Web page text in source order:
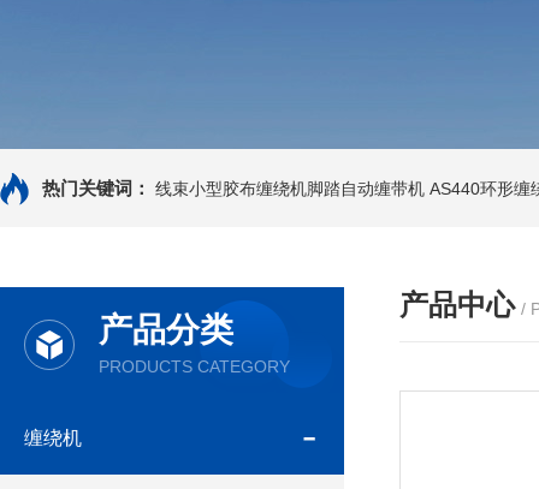
热门关键词： 线束小型胶布缠绕机脚踏自动缠带机 AS440环形缠
产品分类
PRODUCTS CATEGORY
缠绕机
产品中心 /